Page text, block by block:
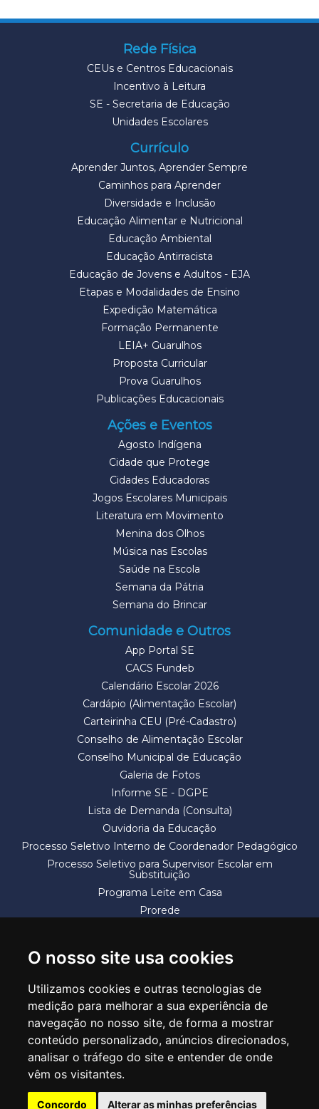
O nosso site usa cookies
Utilizamos cookies e outras tecnologias de
medição para melhorar a sua experiência de
navegação no nosso site, de forma a mostrar
conteúdo personalizado, anúncios direcionados,
analisar o tráfego do site e entender de onde
vêm os visitantes.
Concordo Alterar as minhas preferências
Rede Física
CEUs e Centros Educacionais
Incentivo à Leitura
SE - Secretaria de Educação
Unidades Escolares
Currículo
Aprender Juntos, Aprender Sempre
Caminhos para Aprender
Diversidade e Inclusão
Educação Alimentar e Nutricional
Educação Ambiental
Educação Antirracista
Educação de Jovens e Adultos - EJA
Etapas e Modalidades de Ensino
Expedição Matemática
Formação Permanente
LEIA+ Guarulhos
Proposta Curricular
Prova Guarulhos
Publicações Educacionais
Ações e Eventos
Agosto Indígena
Cidade que Protege
Cidades Educadoras
Jogos Escolares Municipais
Literatura em Movimento
Menina dos Olhos
Música nas Escolas
Saúde na Escola
Semana da Pátria
Semana do Brincar
Comunidade e Outros
App Portal SE
CACS Fundeb
Calendário Escolar 2026
Cardápio (Alimentação Escolar)
Carteirinha CEU (Pré-Cadastro)
Conselho de Alimentação Escolar
Conselho Municipal de Educação
Galeria de Fotos
Informe SE - DGPE
Lista de Demanda (Consulta)
Ouvidoria da Educação
Processo Seletivo Interno de Coordenador Pedagógico
Processo Seletivo para Supervisor Escolar em
Substituição
Programa Leite em Casa
Prorede
SECRETARIA DE EDUCAÇÃO
Rua Claudino Barbosa, 313 - Macedo - Guarulhos/SP CEP 07113-040
Central de Atendimento: *55 11 2475-7300